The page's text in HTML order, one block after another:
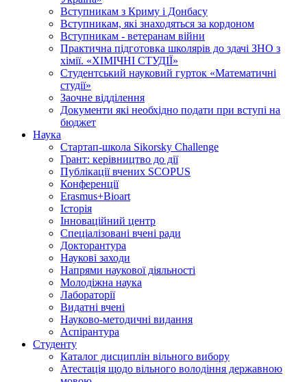
Вступникам з Криму і Донбасу
Вступникам, які знаходяться за кордоном
Вступникам - ветеранам війни
Практична підготовка школярів до здачі ЗНО з
хімії. «ХІМІЧНІ СТУДІЇ»
Студентський науковий гурток «Математичні
студії»
Заочне відділення
Документи які необхідно подати при вступі на
бюджет
Наука
Стартап-школа Sikorsky Challenge
Грант: керівництво до дії
Публікації вчених SCOPUS
Конференції
Erasmus+Bioart
Історія
Інноваційний центр
Спеціалізовані вчені ради
Докторантура
Наукові заходи
Напрями наукової діяльності
Молодіжна наука
Лабораторії
Видатні вчені
Науково-методичні видання
Аспірантура
Студенту
Каталог дисциплін вільного вибору
Атестація щодо вільного володіння державною